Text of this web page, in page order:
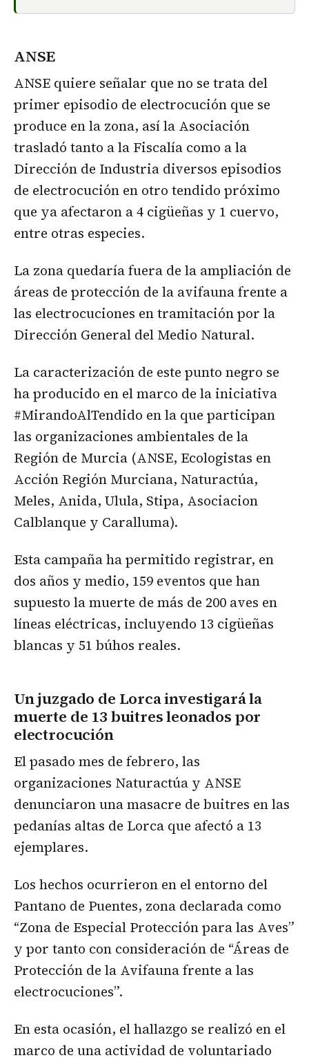
ANSE
ANSE quiere señalar que no se trata del
primer episodio de electrocución que se
produce en la zona, así la Asociación
trasladó tanto a la Fiscalía como a la
Dirección de Industria diversos episodios
de electrocución en otro tendido próximo
que ya afectaron a 4 cigüeñas y 1 cuervo,
entre otras especies.
La zona quedaría fuera de la ampliación de
áreas de protección de la avifauna frente a
las electrocuciones en tramitación por la
Dirección General del Medio Natural.
La caracterización de este punto negro se
ha producido en el marco de la iniciativa
#MirandoAlTendido en la que participan
las organizaciones ambientales de la
Región de Murcia (ANSE, Ecologistas en
Acción Región Murciana, Naturactúa,
Meles, Anida, Ulula, Stipa, Asociacion
Calblanque y Caralluma).
Esta campaña ha permitido registrar, en
dos años y medio, 159 eventos que han
supuesto la muerte de más de 200 aves en
líneas eléctricas, incluyendo 13 cigüeñas
blancas y 51 búhos reales.
Un juzgado de Lorca investigará la
muerte de 13 buitres leonados por
electrocución
El pasado mes de febrero, las
organizaciones Naturactúa y ANSE
denunciaron una masacre de buitres en las
pedanías altas de Lorca que afectó a 13
ejemplares.
Los hechos ocurrieron en el entorno del
Pantano de Puentes, zona declarada como
“Zona de Especial Protección para las Aves”
y por tanto con consideración de “Áreas de
Protección de la Avifauna frente a las
electrocuciones”.
En esta ocasión, el hallazgo se realizó en el
marco de una actividad de voluntariado